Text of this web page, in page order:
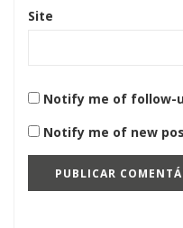
Site
Notify me of follow-
Notify me of new